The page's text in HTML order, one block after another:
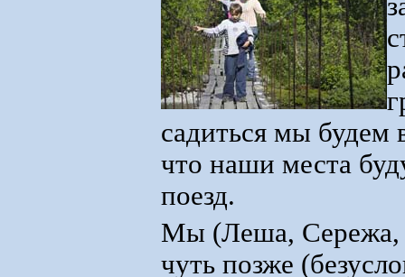
садиться мы будем
что наши места
поезд.
Мы (Леша, Сережа,
чуть позже